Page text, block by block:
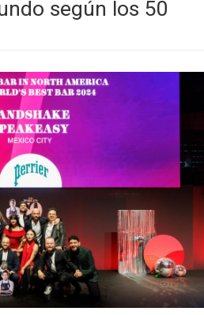
según los 50